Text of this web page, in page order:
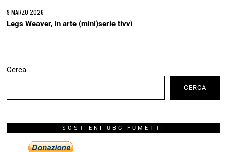
9 MARZO 2026
Legs Weaver, in arte (mini)serie tivvì
Cerca
CERCA
SOSTIENI UBC FUMETTI